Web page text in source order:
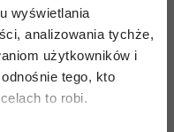
wyświetlania
analizowania tychże,
użytkowników i
tego, kto
to robi.